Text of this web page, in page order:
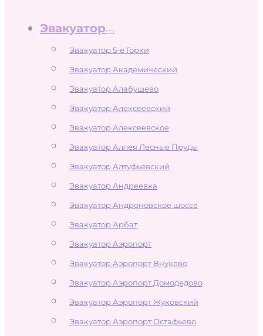
Эвакуатор
Эвакуатор 5-е Горки
Эвакуатор Академический
Эвакуатор Алабушево
Эвакуатор Алексеевский
Эвакуатор Алексеевское
Эвакуатор Аллея Лесные Пруды
Эвакуатор Алтуфьевский
Эвакуатор Андреевка
Эвакуатор Андроновское шоссе
Эвакуатор Арбат
Эвакуатор Аэропорт
Эвакуатор Аэропорт Внуково
Эвакуатор Аэропорт Домодедово
Эвакуатор Аэропорт Жуковский
Эвакуатор Аэропорт Остафьево